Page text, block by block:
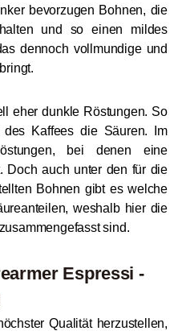
bevorzugen Bohnen, die
und so einen mildes
dennoch vollmundige und
eher dunkle Röstungen. So
Kaffees die Säuren. Im
bei denen eine
Doch auch unter den für die
Bohnen gibt es welche
weshalb hier die
sind.
Espressi -
Qualität herzustellen,